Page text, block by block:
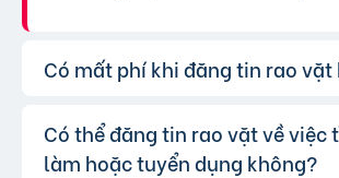
Có mất phí khi đăng tin rao vặt
Trả lời: Chúng tôi cung cấp gói
phí cơ bản cho tất cả người dùng.
Có thể đăng tin rao vặt về việc
làm hoặc tuyển dụng không?